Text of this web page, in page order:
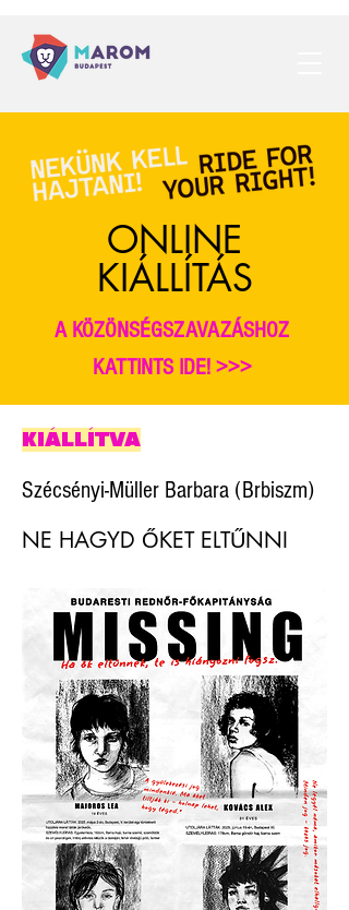
ONLINE
KIÁLLÍTÁS
A KÖZÖNSÉGSZAVAZÁSHOZ
KATTINTS IDE! >>>
KIÁLLÍTVA
Szécsényi-Müller Barbara (Brbiszm)
NE HAGYD ŐKET ELTŰNNI